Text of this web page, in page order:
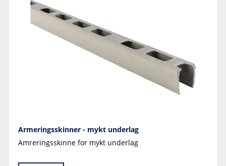
Armeringsskinner - mykt underlag
Amreringsskinne for mykt underlag